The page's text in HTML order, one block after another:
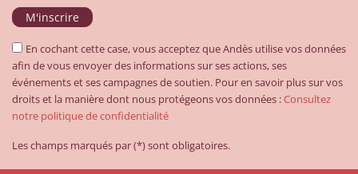
En cochant cette case, vous acceptez que Andès utilise vos données
afin de vous envoyer des informations sur ses actions, ses
événements et ses campagnes de soutien. Pour en savoir plus sur vos
droits et la manière dont nous protégeons vos données :Consultez
notre politique de confidentialité
Les champs marqués par (*) sont obligatoires.